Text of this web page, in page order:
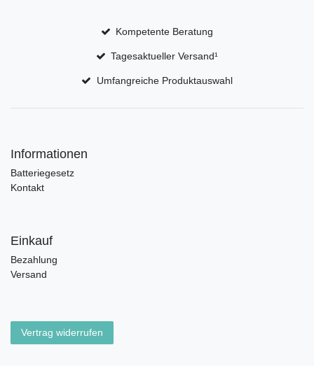
Kompetente Beratung
Tagesaktueller Versand¹
Umfangreiche Produktauswahl
Informationen
Batteriegesetz
Kontakt
Einkauf
Bezahlung
Versand
Vertrag widerrufen